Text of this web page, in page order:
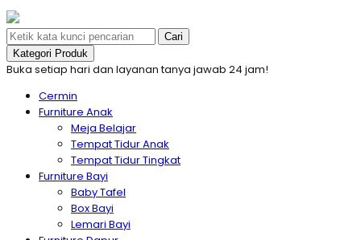
Cari
Kategori Produk
Buka setiap hari dan layanan tanya jawab 24 jam!
Cermin
Furniture Anak
Meja Belajar
Tempat Tidur Anak
Tempat Tidur Tingkat
Furniture Bayi
Baby Tafel
Box Bayi
Lemari Bayi